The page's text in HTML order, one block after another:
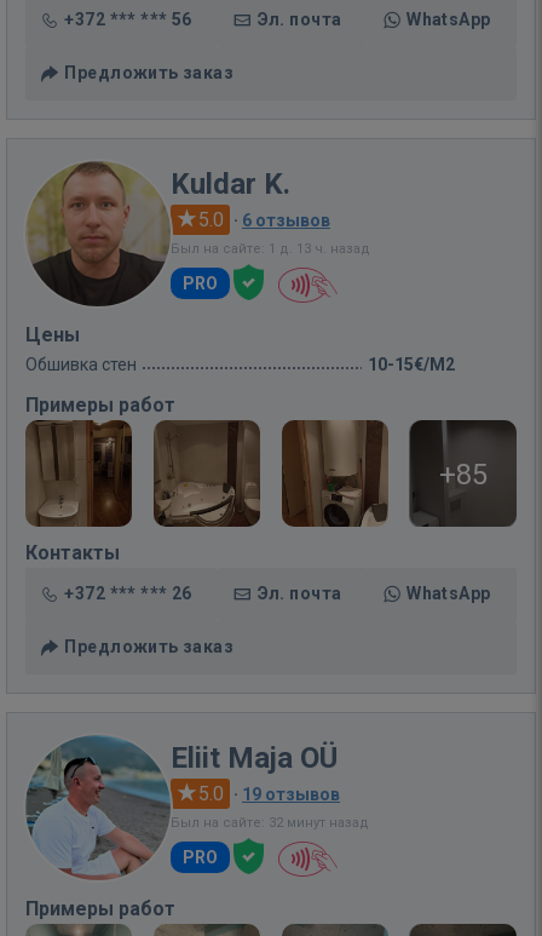
+372 *** *** 56 Эл. почта WhatsApp
Предложить заказ
Kuldar K.
5.0 · 6 отзывов
Был на сайте: 1 д. 13 ч. назад
PRO
Цены
Обшивка стен 10-15€/M2
Примеры работ
+85
Контакты
+372 *** *** 26 Эл. почта WhatsApp
Предложить заказ
Eliit Maja OÜ
5.0 · 19 отзывов
Был на сайте: 32 минут назад
PRO
Примеры работ